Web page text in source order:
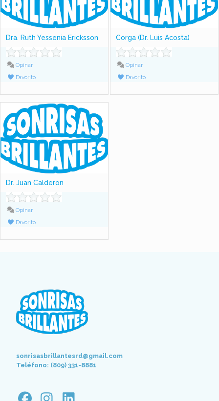
Dra. Ruth Yessenia Ericksson
Opinar
Favorito
Corga (Dr. Luis Acosta)
Opinar
Favorito
Dr. Juan Calderon
Opinar
Favorito
sonrisasbrillantesrd@gmail.com
Teléfono: (809) 331-8881